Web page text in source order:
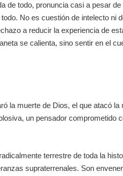
de todo, pronuncia casi a pesar
No es cuestión de intelecto ni
a reducir la experiencia de
se calienta, sino sentir en el
la muerte de Dios, el que atacó la
un pensador comprometido
terrestre de toda la
supraterrenales. Son